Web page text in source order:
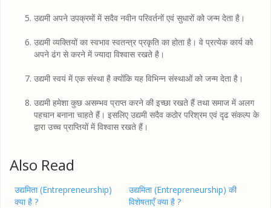
उद्यमी अपने उपक्रमों में सदैव नवीन परिवर्तनों एवं सुधारों को जन्म देता है।
उद्यमी व्यक्तियों का स्वभाव स्वतन्त्र प्रकृति का होता है। वे प्रत्येक कार्य को
अपने ढंग से करने में ज्यादा विश्वास रखते है।
उद्यमी स्वयं में एक संस्था है क्योंकि यह विभिन्न संस्थाओं को जन्म देता है।
उद्यमी हमेशा कुछ असम्भव प्राप्त करने की इच्छा रखते हैं तथा समाज में अलग
पहचान बनाना चाहते हैं। इसलिए उद्यमी सदैव कठोर परिश्रम एवं दृढ संकल्प के
द्वारा उच्च प्राप्तियों में विश्वास रखते हैं।
Also Read
उद्यमिता (Entrepreneurship)
क्या है ?
उद्यमिता (Entrepreneurship) की
विशेषताएँ क्या है ?